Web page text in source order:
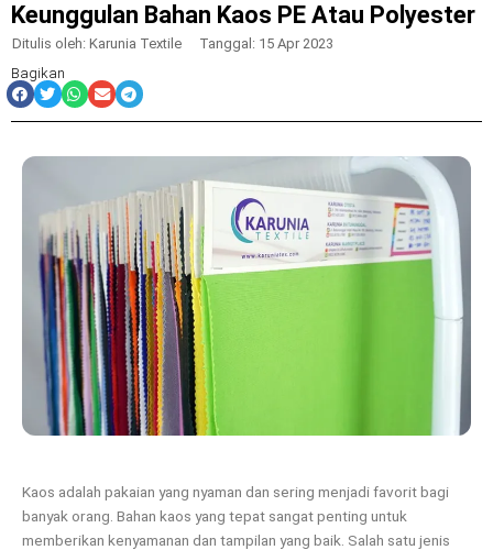
Keunggulan Bahan Kaos PE Atau Polyester
Ditulis oleh: Karunia Textile Tanggal: 15 Apr 2023
Bagikan
Kaos adalah pakaian yang nyaman dan sering menjadi favorit bagi
banyak orang. Bahan kaos yang tepat sangat penting untuk
memberikan kenyamanan dan tampilan yang baik. Salah satu jenis